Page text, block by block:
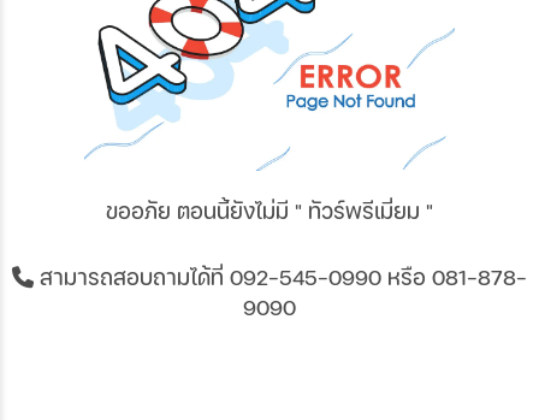
ขออภัย ตอนนี้ยังไม่มี " ทัวร์พรีเมี่ยม "
สามารถสอบถามได้ที่ 092-545-0990 หรือ 081-878-
9090